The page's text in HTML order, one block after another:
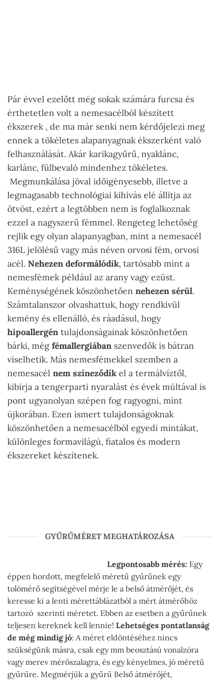
Pár évvel ezelőtt még sokak számára furcsa és
érthetetlen volt a nemesacélból készített
ékszerek , de ma már senki nem kérdőjelezi meg
ennek a tökéletes alapanyagnak ékszerként való
felhasználását. Akár karikagyűrű, nyaklánc,
karlánc, fülbevaló mindenhez tökéletes.
Megmunkálása jóval időigényesebb, illetve a
legmagasabb technológiai kihívás elé állítja az
ötvöst, ezért a legtöbben nem is foglalkoznak
ezzel a nagyszerű fémmel. Rengeteg lehetőség
rejlik egy olyan alapanyagban, mint a nemesacél
316L jelölésű vagy más néven orvosi fém, orvosi
acél. Nehezen deformálódik, tartósabb mint a
nemesfémek például az arany vagy ezüst.
Keménységének köszönhetően nehezen sérül.
Számtalanszor olvashattuk, hogy rendkívül
kemény és ellenálló, és ráadásul, hogy
hipoallergén tulajdonságainak köszönhetően
bárki, még fémallergiában szenvedők is bátran
viselhetik. Más nemesfémekkel szemben a
nemesacél nem színeződikel a termálvíztől,
kibírja a tengerparti nyaralást és évek múltával is
pont ugyanolyan szépen fog ragyogni, mint
újkorában. Ezen ismert tulajdonságoknak
köszönhetően a nemesacélból egyedi mintákat,
különleges formavilágú, fiatalos és modern
ékszereket készítenek.
GYŰRŰMÉRET MEGHATÁROZÁSA
Legpontosabb mérés: Egy
éppen hordott, megfelelő méretű gyűrűnek egy
tolómérő segítségével mérje le a belső átmérőjét, és
keresse ki a lenti mérettáblázatból a mért átmérőhöz
tartozó szerinti méretet. Ebben az esetben a gyűrűnek
teljesen kereknek kell lennie! Lehetséges pontatlanság
de még mindig jó: A méret eldöntéséhez nincs
szükségünk másra, csak egy mm beosztású vonalzóra
vagy merev mérőszalagra, és egy kényelmes, jó méretű
gyűrűre. Megmérjük a gyűrű Belső átmérőjét,